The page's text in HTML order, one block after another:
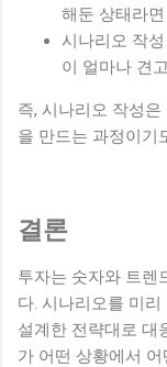
해둔 상태라
시나리오 작
이 얼마나 견
즉, 시나리오 작성
을 만드는 과정이기
결론
투자는 숫자와 트렌
다. 시나리오를 미
설계한 전략대로 대
가 어떤 상황에서